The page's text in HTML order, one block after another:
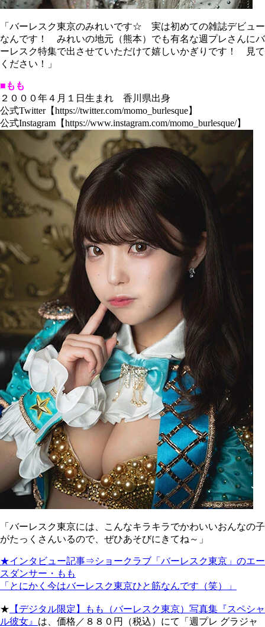
「バーレスク東京のみれいです☆ 実は初めての雑誌デビュー
なんです！ みれいの地元（熊本）でも有名な週プレさんにバ
ーレスク特集で出させていただけて嬉しいかぎりです！ 見て
ください！」
■もも
２０００年４月１日生まれ 香川県出身
公式Twitter【https://twitter.com/momo_burlesque】
公式Instagram【https://www.instagram.com/momo_burlesque/】
「バーレスク東京には、こんなキラキラでかわいいおんなの子
がたっくさんいるので、ぜひあそびにきてね～」
★インタビュー記事⇒ショークラブ「バーレスク東京」のエー
スダンサー・もも
「とにかく今はバーレスク東京ひと筋なんです（笑）」
★ 【デジタル限定】もも（バーレスク東京）写真集『スペシャ
ル彼女』 は、価格／８８０円（税込）にて「週プレ グラジャ